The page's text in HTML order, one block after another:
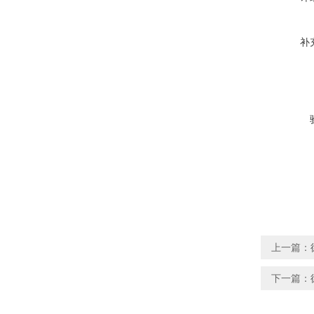
补
上一篇：
下一篇：